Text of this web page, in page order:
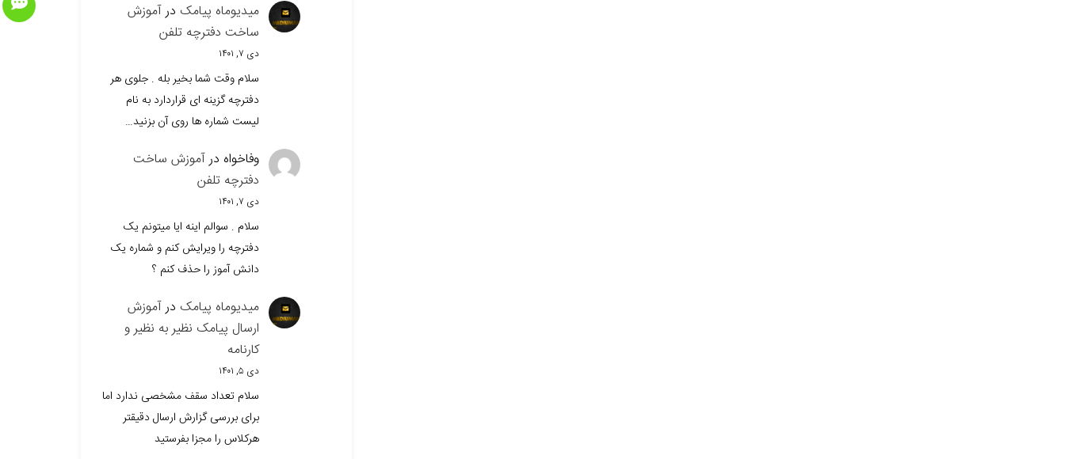
میدیوماه پیامک درآموزش
ساخت دفترچه تلفن
دی ۷, ۱۴۰۱
سلام وقت شما بخیر بله . جلوی هر
دفترچه گزینه ای قراردارد به نام
لیست شماره ها روی آن بزنید…
وفاخواه درآموزش ساخت
دفترچه تلفن
دی ۷, ۱۴۰۱
سلام . سوالم اینه ایا میتونم یک
دفترچه را ویرایش کنم و شماره یک
دانش آموز را حذف کنم ؟
میدیوماه پیامک درآموزش
ارسال پیامک نظیر به نظیر و
کارنامه
دی ۵, ۱۴۰۱
سلام تعداد سقف مشخصی ندارد اما
برای بررسی گزارش ارسال دقیقتر
هرکلاس را مجزا بفرستید